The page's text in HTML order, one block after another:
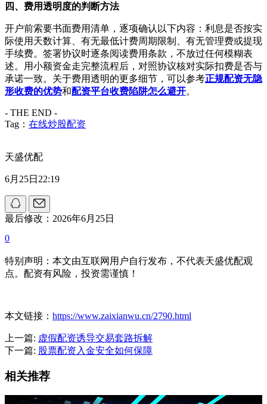
四、费用透明度的判断方法
开户前索要书面费用清单，逐项确认以下内容：利息是否按实
际使用天数计算、有无最低计费周期限制、有无管理费或提现
手续费。签署协议时逐条阅读费用条款，不放过任何模糊表
述。用小额资金走完整流程后，对照协议核对实际扣费是否与
承诺一致。关于费用透明的更多细节，可以参考正规配资无隐
形收费的优势和配资平台收费陷阱怎么避开。
- THE END -
Tag： 在线炒股配资
天盛优配
6月25日22:19
最后修改：2026年6月25日
0
特别声明：本文由互联网用户自行发布，不代表天盛优配观
点。配资有风险，投资需谨慎！
本文链接： https://www.zaixianwu.cn/2790.html
上一篇: 虚假配资诱导交易套路拆解
下一篇: 股票配资入金安全如何保障
相关推荐